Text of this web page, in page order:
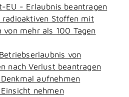
EU - Erlaubnis beantragen
radioaktiven Stoffen mit
von mehr als 100 Tagen
von
nach Verlust beantragen
aufnehmen
nehmen